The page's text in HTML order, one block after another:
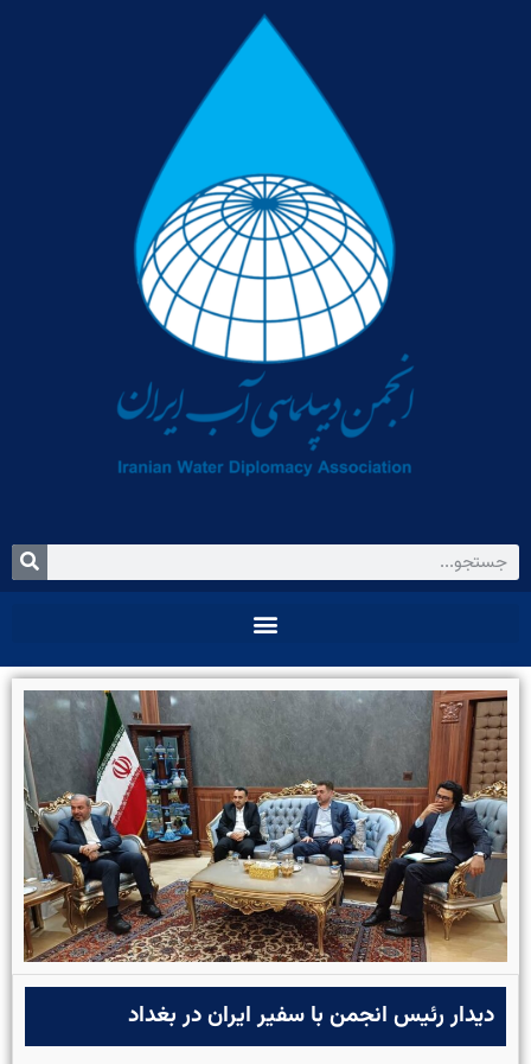
دیدار رئیس انجمن با سفیر ایران در بغداد